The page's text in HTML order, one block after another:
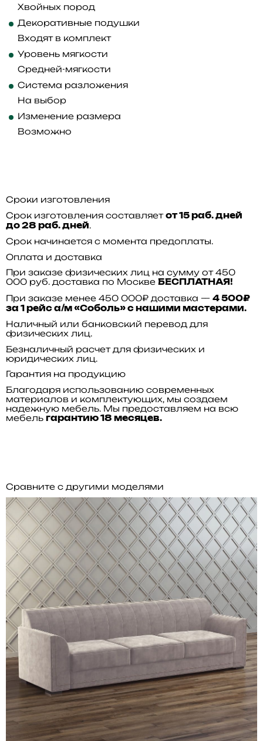
Хвойных пород
Декоративные подушки
Входят в комплект
Уровень мягкости
Средней-мягкости
Система разложения
На выбор
Изменение размера
Возможно
Сроки изготовления
Срок изготовления составляет от 15 раб. дней
до 28 раб. дней.
Срок начинается с момента предоплаты.
Оплата и доставка
При заказе физических лиц на сумму от 450
000 руб. доставка по Москве БЕСПЛАТНАЯ!
При заказе менее 450 000₽ доставка — 4 500₽
за 1 рейс а/м «Соболь» с нашими мастерами.
Наличный или банковский перевод для
физических лиц.
Безналичный расчет для физических и
юридических лиц.
Гарантия на продукцию
Благодаря использованию современных
материалов и комплектующих, мы создаем
надежную мебель. Мы предоставляем на всю
мебель гарантию 18 месяцев.
Сравните с другими моделями